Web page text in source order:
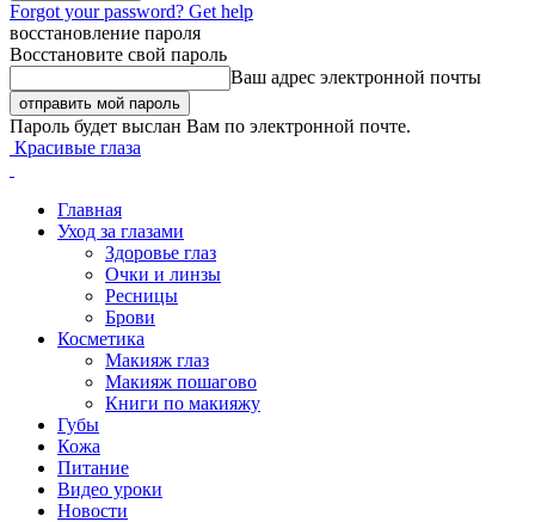
Forgot your password? Get help
восстановление пароля
Восстановите свой пароль
Ваш адрес электронной почты
Пароль будет выслан Вам по электронной почте.
Красивые глаза
Главная
Уход за глазами
Здоровье глаз
Очки и линзы
Ресницы
Брови
Косметика
Макияж глаз
Макияж пошагово
Книги по макияжу
Губы
Кожа
Питание
Видео уроки
Новости